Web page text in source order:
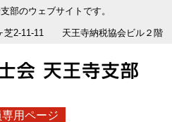
部のウェブサイトです。
芝2-11-11 天王寺納税協会ビル２階
用ページ